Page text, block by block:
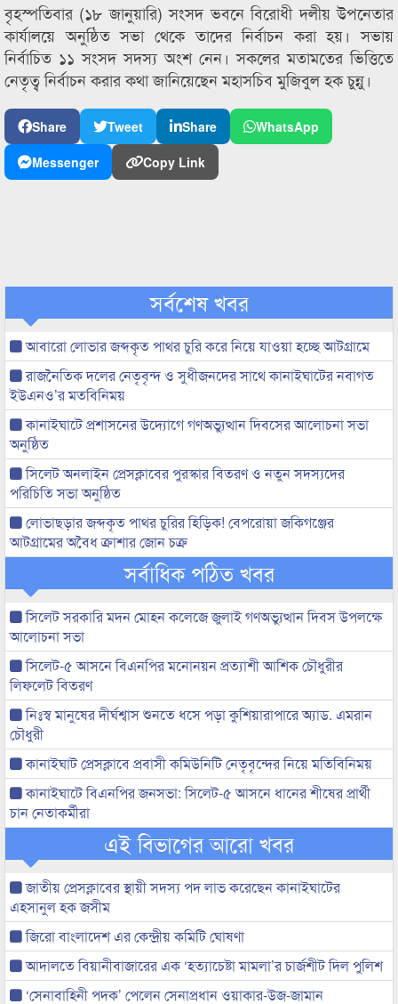
বৃহস্পতিবার (১৮ জানুয়ারি) সংসদ ভবনে বিরোধী দলীয় উপনেতার
কার্যালয়ে অনুষ্ঠিত সভা থেকে তাদের নির্বাচন করা হয়। সভায়
নির্বাচিত ১১ সংসদ সদস্য অংশ নেন। সকলের মতামতের ভিত্তিতে
নেতৃত্ব নির্বাচন করার কথা জানিয়েছেন মহাসচিব মুজিবুল হক চুন্নু।
Share Tweet Share
WhatsApp
Messenger
Copy Link
সর্বশেষ খবর
আবারো লোভার জব্দকৃত পাথর চুরি করে নিয়ে যাওয়া হচ্ছে আটগ্রামে
রাজনৈতিক দলের নেতৃবৃন্দ ও সুধীজনদের সাথে কানাইঘাটের নবাগত
ইউএনও’র মতবিনিময়
কানাইঘাটে প্রশাসনের উদ্যোগে গণঅভ্যুত্থান দিবসের আলোচনা সভা
অনুষ্ঠিত
সিলেট অনলাইন প্রেসক্লাবের পুরস্কার বিতরণ ও নতুন সদস্যদের
পরিচিতি সভা অনুষ্ঠিত
লোভাছড়ার জব্দকৃত পাথর চুরির হিড়িক! বেপরোয়া জকিগঞ্জের
আটগ্রামের অবৈধ ক্রাশার জোন চক্র
সর্বাধিক পঠিত খবর
সিলেট সরকারি মদন মোহন কলেজে জুলাই গণঅভ্যুত্থান দিবস উপলক্ষে
আলোচনা সভা
সিলেট-৫ আসনে বিএনপির মনোনয়ন প্রত্যাশী আশিক চৌধুরীর
লিফলেট বিতরণ
নিঃস্ব মানুষের দীর্ঘশ্বাস শুনতে ধসে পড়া কুশিয়ারাপারে অ্যাড. এমরান
চৌধুরী
কানাইঘাট প্রেসক্লাবে প্রবাসী কমিউনিটি নেতৃবৃন্দের নিয়ে মতিবিনিময়
কানাইঘাটে বিএনপির জনসভা: সিলেট-৫ আসনে ধানের শীষের প্রার্থী
চান নেতাকর্মীরা
এই বিভাগের আরো খবর
জাতীয় প্রেসক্লাবের স্থায়ী সদস্য পদ লাভ করেছেন কানাইঘাটের
এহসানুল হক জসীম
জিরো বাংলাদেশ এর কেন্দ্রীয় কমিটি ঘোষণা
আদালতে বিয়ানীবাজারের এক ‘হত্যাচেষ্টা মামলা’র চার্জশীট দিল পুলিশ
‘সেনাবাহিনী পদক’ পেলেন সেনাপ্রধান ওয়াকার-উজ-জামান